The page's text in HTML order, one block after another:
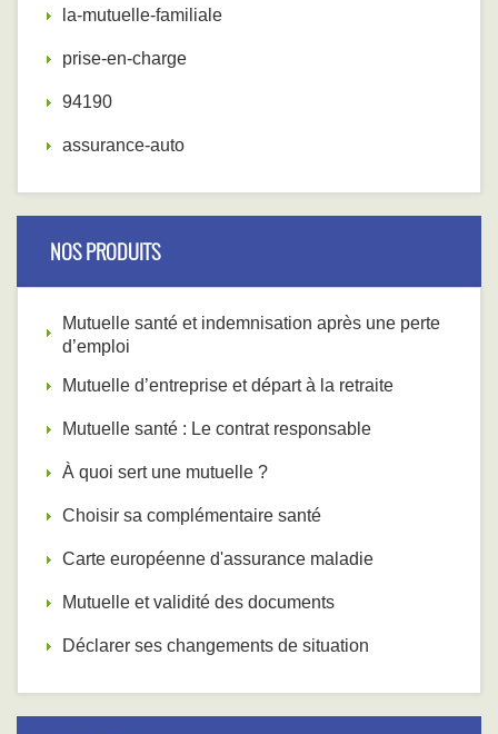
la-mutuelle-familiale
prise-en-charge
94190
assurance-auto
NOS PRODUITS
Mutuelle santé et indemnisation après une perte
d’emploi
Mutuelle d’entreprise et départ à la retraite
Mutuelle santé : Le contrat responsable
À quoi sert une mutuelle ?
Choisir sa complémentaire santé
Carte européenne d'assurance maladie
Mutuelle et validité des documents
Déclarer ses changements de situation